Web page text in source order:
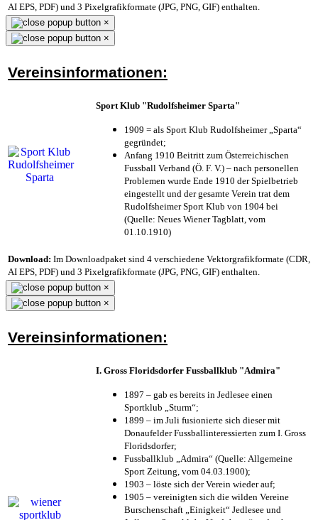
AI EPS, PDF) und 3 Pixelgrafikformate (JPG, PNG, GIF) enthalten.
×
×
Vereinsinformationen:
Sport Klub "Rudolfsheimer Sparta"
1909 = als Sport Klub Rudolfsheimer „Sparta“
gegründet;
Anfang 1910 Beitritt zum Österreichischen
Fussball Verband (Ö. F. V.) – nach personellen
Problemen wurde Ende 1910 der Spielbetrieb
eingestellt und der gesamte Verein trat dem
Rudolfsheimer Sport Klub von 1904 bei
(Quelle: Neues Wiener Tagblatt, vom
01.10.1910)
Download: Im Downloadpaket sind 4 verschiedene Vektorgrafikformate (CDR,
AI EPS, PDF) und 3 Pixelgrafikformate (JPG, PNG, GIF) enthalten.
×
×
Vereinsinformationen:
I. Gross Floridsdorfer Fussballklub "Admira"
1897 – gab es bereits in Jedlesee einen
Sportklub „Sturm“;
1899 – im Juli fusionierte sich dieser mit
Donaufelder Fussballinteressierten zum I. Gross
Floridsdorfer;
Fussballklub „Admira“ (Quelle: Allgemeine
Sport Zeitung, vom 04.03.1900);
1903 – löste sich der Verein wieder auf;
1905 – vereinigten sich die wilden Vereine
Burschenschaft „Einigkeit“ Jedlesee und